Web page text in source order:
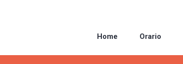
Home Orario